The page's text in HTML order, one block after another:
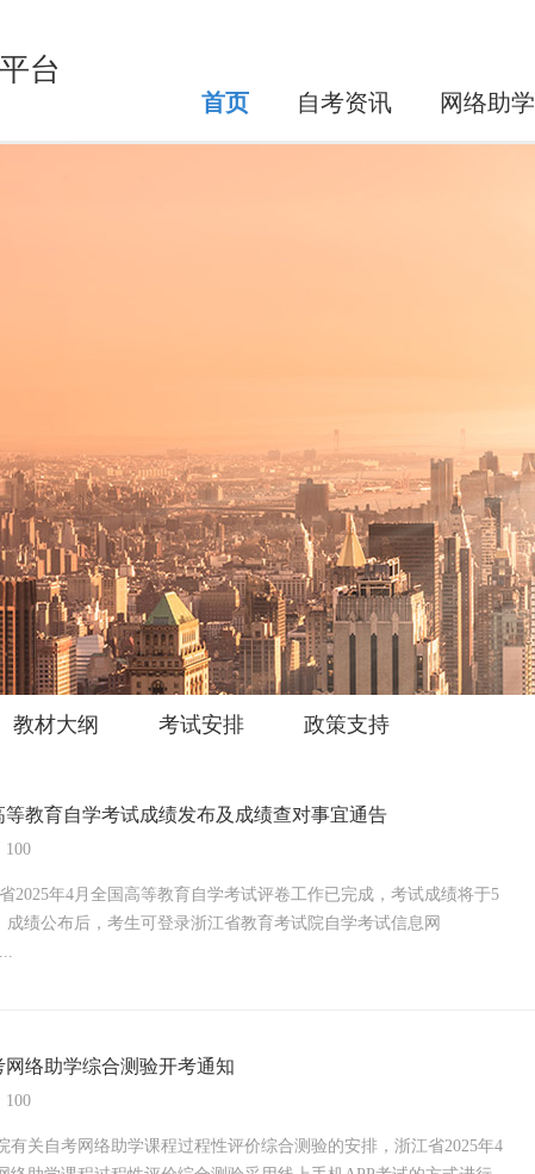
台
网络助学
自考资讯
首页
教材大纲 考试安排 政策支持
等教育自学考试成绩发布及成绩查对事宜通告
100
年4月全国高等教育自学考试评卷工作已完成，考试成绩将于5
成绩公布后，考生可登录浙江省教育考试院自学考试信息网
网络助学综合测验开考通知
100
有关自考网络助学课程过程性评价综合测验的安排，浙江省2025年4